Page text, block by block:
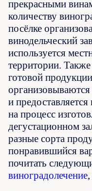
прекрасными
количеству
посёлке
винодельческий
используется
территории.
готовой
и
на процесс
дегустационном
разные сорта
понравившийся
почитать
виноградолечение